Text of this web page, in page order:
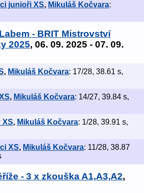
junioři XS, Mikuláš Kočvara:
- BRIT Mistrovství
2025, 06. 09. 2025 - 07. 09.
, Mikuláš Kočvara: 17/28, 38.61 s,
, Mikuláš Kočvara: 14/27, 39.84 s,
XS, Mikuláš Kočvara: 1/28, 39.91 s,
XS, Mikuláš Kočvara: 11/28, 38.87
- 3 x zkouška A1,A3,A2,